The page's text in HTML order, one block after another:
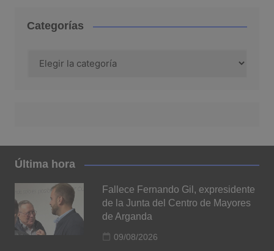
Categorías
Última hora
Fallece Fernando Gil, expresidente
de la Junta del Centro de Mayores
de Arganda
09/08/2026